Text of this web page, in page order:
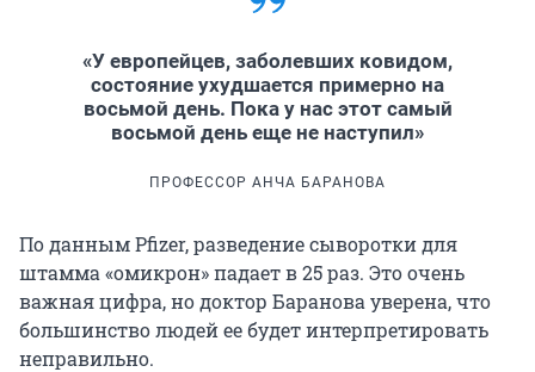
«У европейцев, заболевших ковидом,
состояние ухудшается примерно на
восьмой день. Пока у нас этот самый
восьмой день еще не наступил»
ПРОФЕССОР АНЧА БАРАНОВА
По данным Pfizer, разведение сыворотки для
штамма «омикрон» падает в 25 раз. Это очень
важная цифра, но доктор Баранова уверена, что
большинство людей ее будет интерпретировать
неправильно.